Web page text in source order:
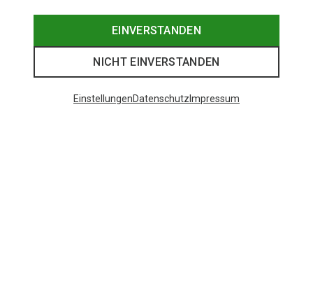
EINVERSTANDEN
NICHT EINVERSTANDEN
EinstellungenDatenschutz Impressum